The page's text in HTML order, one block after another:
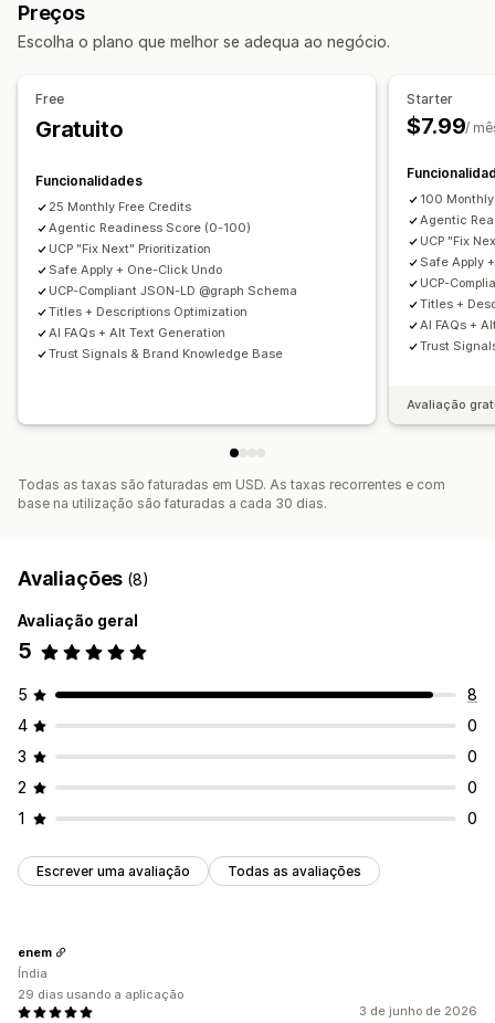
Otimização de metadados
Pontuação SEO
Análise de dados
Texto alternativo
Dados estruturados
SEO
Otimização automática
Pesquisa de palavras-chave
Auditorias de SEO
Preços
Escolha o plano que melhor se adequa ao negócio.
Free
Gratuito
Funcionalidades
25 Monthly Free Credits
Agentic Readiness Score (0-100)
UCP "Fix Next" Prioritization
Safe Apply + One-Click Undo
UCP-Compliant JSON-LD @graph Schema
Titles + Descriptions Optimization
AI FAQs + Alt Text Generation
Trust Signals & Brand Knowledge Base
Starter
$7.99/
100
Agentic
UCP "Fix
Safe Apply
UCP-
Titles +
AI FAQs +
Trust
Avaliação
Todas as taxas são faturadas em USD. As taxas recorrentes e com
base na utilização são faturadas a cada 30 dias.
Avaliações (8)
Avaliação geral
5
5
8
4
0
3
0
2
0
1
0
Escrever uma avaliação Todas as avaliações
3 de junho de 2026
enem
Índia
29 dias usando a aplicação